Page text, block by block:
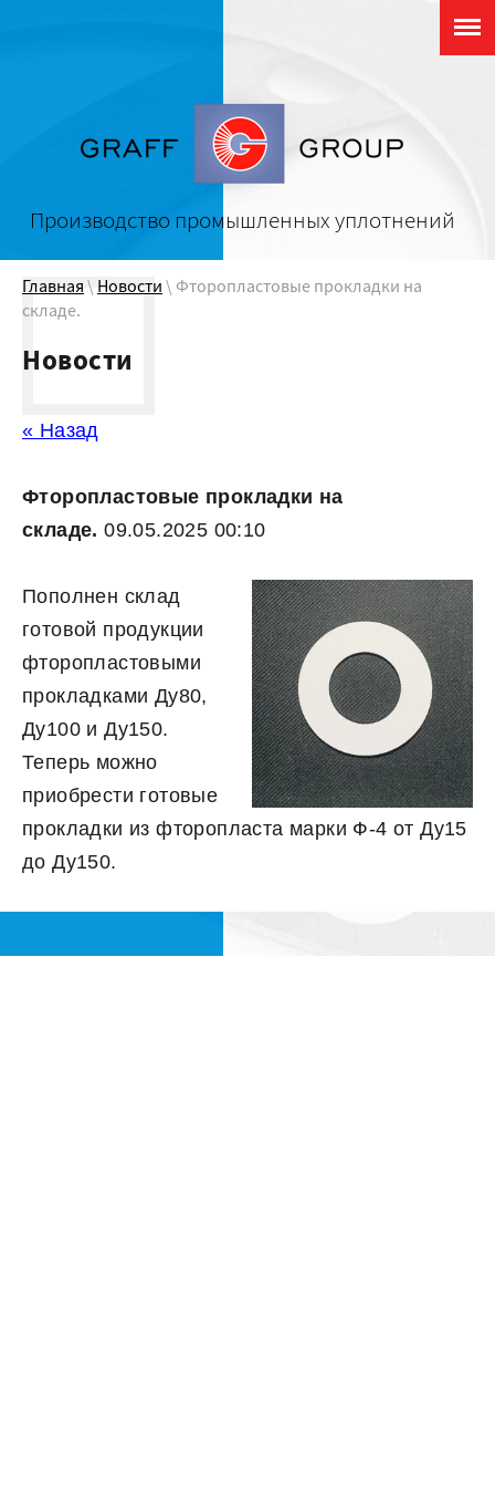
Производство промышленных уплотнений
Главная\Новости\ Фторопластовые прокладки на
складе.
Новости
« Назад
Фторопластовые прокладки на
складе. 09.05.2025 00:10
Пополнен склад
готовой продукции
фторопластовыми
прокладками Ду80,
Ду100 и Ду150.
Теперь можно
приобрести готовые
прокладки из фторопласта марки Ф-4 от Ду15
до Ду150.